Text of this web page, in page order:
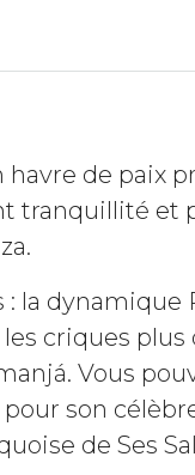
de paix
tranquillité et
dynamique
criques plus
Vous
son
de Ses